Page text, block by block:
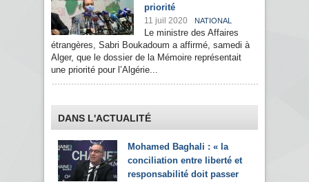
priorité
11 juil 2020 NATIONAL
Le ministre des Affaires
étrangères, Sabri Boukadoum a affirmé, samedi à
Alger, que le dossier de la Mémoire représentait
une priorité pour l’Algérie...
DANS L'ACTUALITÉ
Mohamed Baghali : « la
conciliation entre liberté et
responsabilité doit passer